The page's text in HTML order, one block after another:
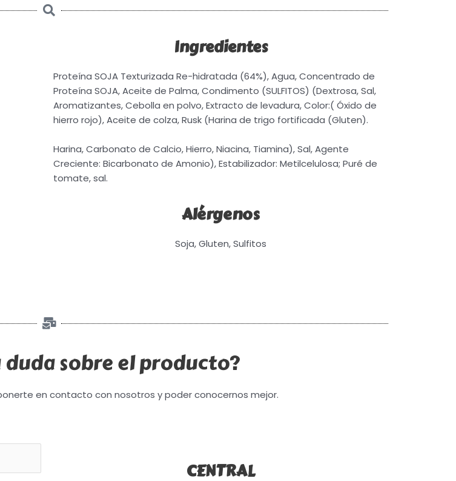
Ingredientes
Proteína SOJA Texturizada Re-hidratada (64%), Agua, Concentrado de
Proteína SOJA, Aceite de Palma, Condimento (SULFITOS) (Dextrosa, Sal,
Aromatizantes, Cebolla en polvo, Extracto de levadura, Color:( Óxido de
hierro rojo), Aceite de colza, Rusk (Harina de trigo fortificada (Gluten).
Harina, Carbonato de Calcio, Hierro, Niacina, Tiamina), Sal, Agente
Creciente: Bicarbonato de Amonio), Estabilizador: Metilcelulosa; Puré de
tomate, sal.
Alérgenos
Soja, Gluten, Sulfitos
duda sobre el producto?
en contacto con nosotros y poder conocernos mejor.
CENTRAL